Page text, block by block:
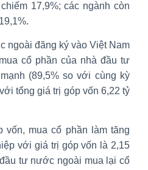
17,9%; các ngành còn
ngoài đăng ký vào Việt Nam
cổ phần của nhà đầu tư
(89,5% so với cùng kỳ
tổng giá trị góp vốn 6,22 tỷ
vốn, mua cổ phần làm tăng
với giá trị góp vốn là 2,15
tư nước ngoài mua lại cổ